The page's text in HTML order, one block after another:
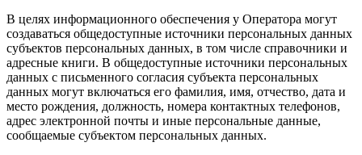
В целях информационного обеспечения у Оператора могут
создаваться общедоступные источники персональных данных
субъектов персональных данных, в том числе справочники и
адресные книги. В общедоступные источники персональных
данных с письменного согласия субъекта персональных
данных могут включаться его фамилия, имя, отчество, дата и
место рождения, должность, номера контактных телефонов,
адрес электронной почты и иные персональные данные,
сообщаемые субъектом персональных данных.